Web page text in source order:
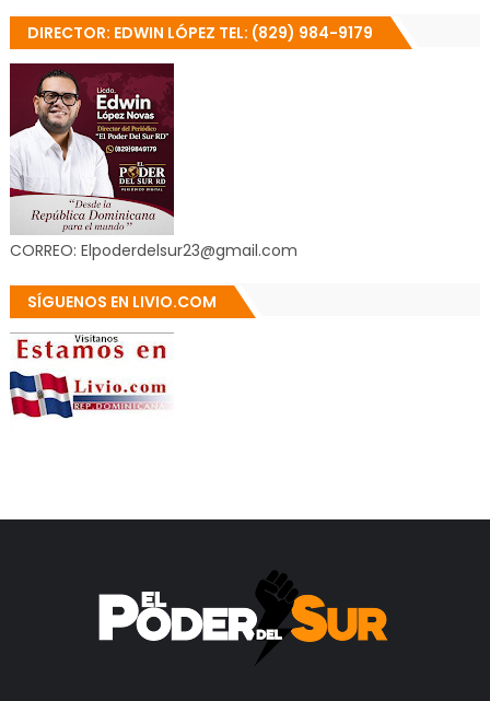
DIRECTOR: EDWIN LÓPEZ TEL: (829) 984-9179
CORREO: Elpoderdelsur23@gmail.com
SÍGUENOS EN LIVIO.COM